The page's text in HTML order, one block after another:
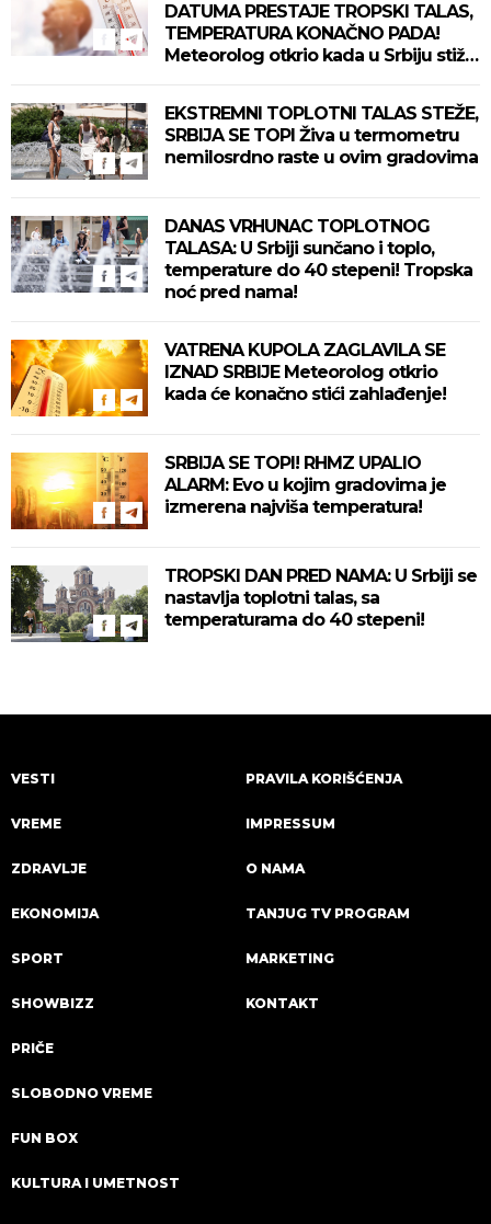
DATUMA PRESTAJE TROPSKI TALAS,
TEMPERATURA KONAČNO PADA!
Meteorolog otkrio kada u Srbiju stiže
EKSTREMNI TOPLOTNI TALAS STEŽE,
SRBIJA SE TOPI Živa u termometru
nemilosrdno raste u ovim gradovima
DANAS VRHUNAC TOPLOTNOG
TALASA: U Srbiji sunčano i toplo,
temperature do 40 stepeni! Tropska
noć pred nama!
VATRENA KUPOLA ZAGLAVILA SE
IZNAD SRBIJE Meteorolog otkrio
kada će konačno stići zahlađenje!
SRBIJA SE TOPI! RHMZ UPALIO
ALARM: Evo u kojim gradovima je
izmerena najviša temperatura!
TROPSKI DAN PRED NAMA: U Srbiji se
nastavlja toplotni talas, sa
temperaturama do 40 stepeni!
VESTI
VREME
ZDRAVLJE
EKONOMIJA
SPORT
SHOWBIZZ
PRIČE
SLOBODNO VREME
FUN BOX
KULTURA I UMETNOST
PRAVILA KORIŠĆENJA
IMPRESSUM
O NAMA
TANJUG TV PROGRAM
MARKETING
KONTAKT